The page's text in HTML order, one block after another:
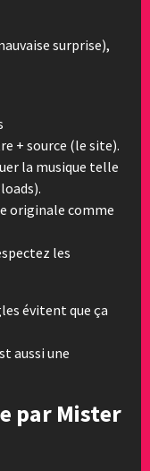
surprise),
+ source (le site).
la musique telle
originale comme
les
évitent que ça
aussi une
par Mister